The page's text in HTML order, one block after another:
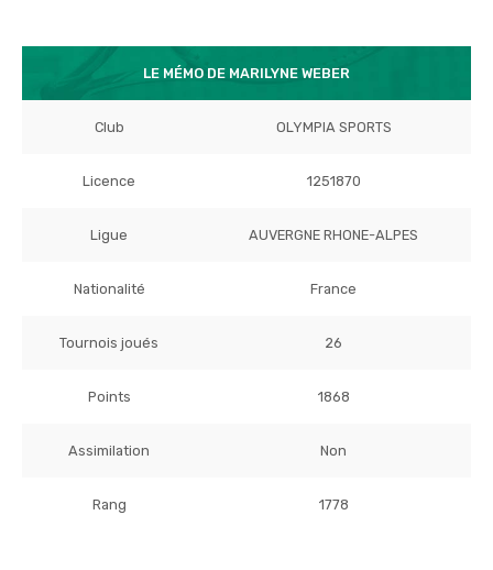
LE MÉMO DE MARILYNE WEBER
Club OLYMPIA SPORTS
Licence 1251870
Ligue AUVERGNE RHONE-ALPES
Nationalité France
Tournois joués 26
Points 1868
Assimilation Non
Rang 1778